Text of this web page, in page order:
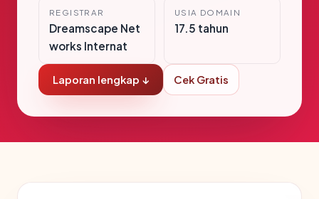
REGISTRAR
Dreamscape Net
works Internat
USIA DOMAIN
17.5 tahun
Laporan lengkap ↓ Cek Gratis